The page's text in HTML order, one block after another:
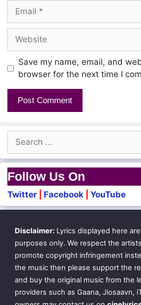
Email
Website
Save my name, email, and
browser for the next time I
Search
for:
Follow Us On
Twitter Facebook YouTube
Disclaimer: Lyrics displayed here
purposes only. We respect the
promote copyright infringement
the music then please support the
and buy the original music from the
providers such as Gaana, Jiosaavn,